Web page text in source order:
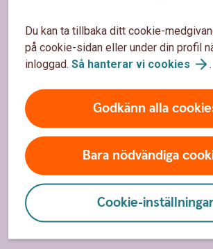
Du kan ta tillbaka ditt cookie-
på cookie-sidan eller under din profil
inloggad. Så hanterar vi cookies .
Godkänn alla
Bara nödvändiga
Cookie-
Bli kund
Priser, räntor och kurser
Om oss
Om Södra Hestra Sparbank
Hållbarhet
Bygdens Bank och Sponsring
Jobba hos oss